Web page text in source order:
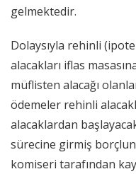
gelmektedir.
Dolaysıyla rehinli
alacakları iflas
müflisten alacağı
ödemeler rehinli
alacaklardan
sürecine girmiş
komiseri tarafından